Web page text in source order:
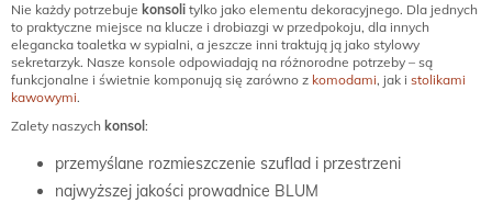
Nie każdy potrzebuje konsoli tylko jako elementu dekoracyjnego. Dla jednych
to praktyczne miejsce na klucze i drobiazgi w przedpokoju, dla innych
elegancka toaletka w sypialni, a jeszcze inni traktują ją jako stylowy
sekretarzyk. Nasze konsole odpowiadają na różnorodne potrzeby – są
funkcjonalne i świetnie komponują się zarówno z komodami, jak i stolikami
kawowymi.
Zalety naszych konsol :
przemyślane rozmieszczenie szuflad i przestrzeni
najwyższej jakości prowadnice BLUM